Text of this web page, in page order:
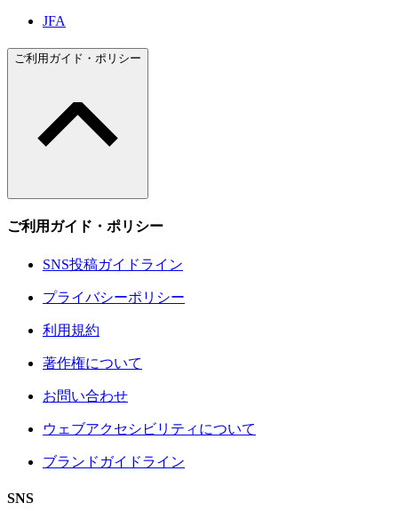
JFA
ご利用ガイド・ポリシー
ご利用ガイド・ポリシー
SNS投稿ガイドライン
プライバシーポリシー
利用規約
著作権について
お問い合わせ
ウェブアクセシビリティについて
ブランドガイドライン
SNS